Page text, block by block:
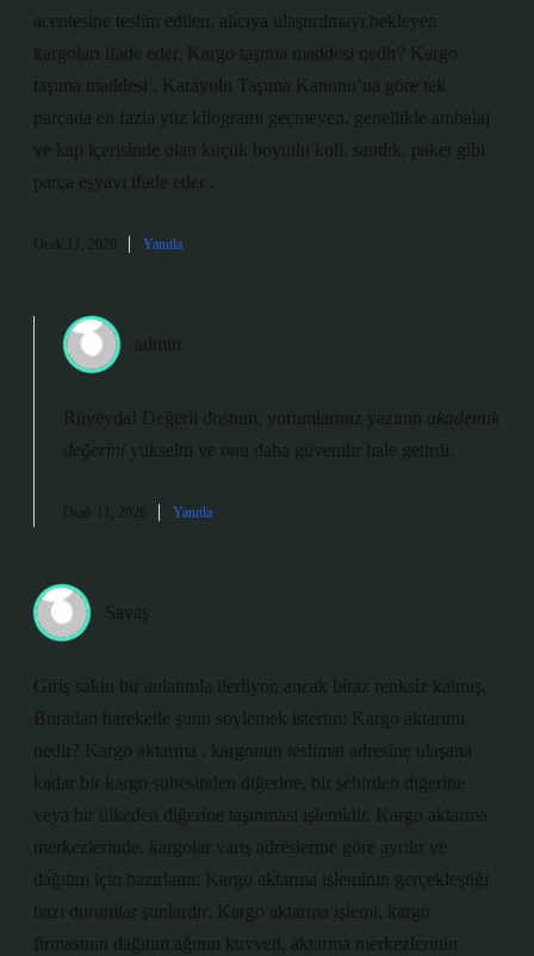
acentesine teslim edilen, alıcıya ulaştırılmayı bekleyen
kargoları ifade eder. Kargo taşıma maddesi nedir? Kargo
taşıma maddesi , Karayolu Taşıma Kanunu’na göre tek
parçada en fazla yüz kilogramı geçmeyen, genellikle ambalaj
ve kap içerisinde olan küçük boyutlu koli, sandık, paket gibi
parça eşyayı ifade eder .
Ocak 11, 2026 Yanıtla
admin
Rüveyda! Değerli dostum, yorumlarınız yazının akademik
değerini yükseltti ve onu daha güvenilir hale getirdi.
Ocak 11, 2026 Yanıtla
Savaş
Giriş sakin bir anlatımla ilerliyor, ancak biraz renksiz kalmış.
Buradan hareketle şunu söylemek isterim: Kargo aktarımı
nedir? Kargo aktarma , kargonun teslimat adresine ulaşana
kadar bir kargo şubesinden diğerine, bir şehirden diğerine
veya bir ülkeden diğerine taşınması işlemidir. Kargo aktarma
merkezlerinde, kargolar varış adreslerine göre ayrılır ve
dağıtım için hazırlanır. Kargo aktarma işleminin gerçekleştiği
bazı durumlar şunlardır: Kargo aktarma işlemi, kargo
firmasının dağıtım ağının kuvveti, aktarma merkezlerinin